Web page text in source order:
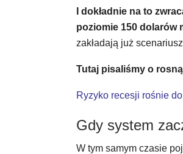
I dokładnie na to
poziomie 150 dolarów
zakładają już
Tutaj pisaliśmy o
Ryzyko recesji rośnie
Gdy system
W tym samym czasie